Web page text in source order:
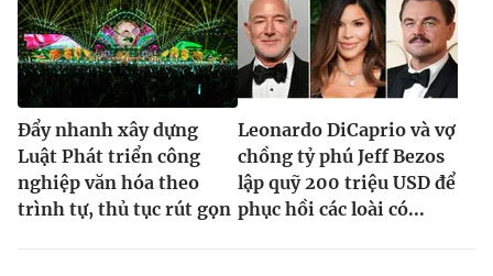
Đẩy nhanh xây dựng
Luật Phát triển công
nghiệp văn hóa theo
trình tự, thủ tục rút gọn
Leonardo DiCaprio và vợ
chồng tỷ phú Jeff Bezos
lập quỹ 200 triệu USD để
phục hồi các loài có...